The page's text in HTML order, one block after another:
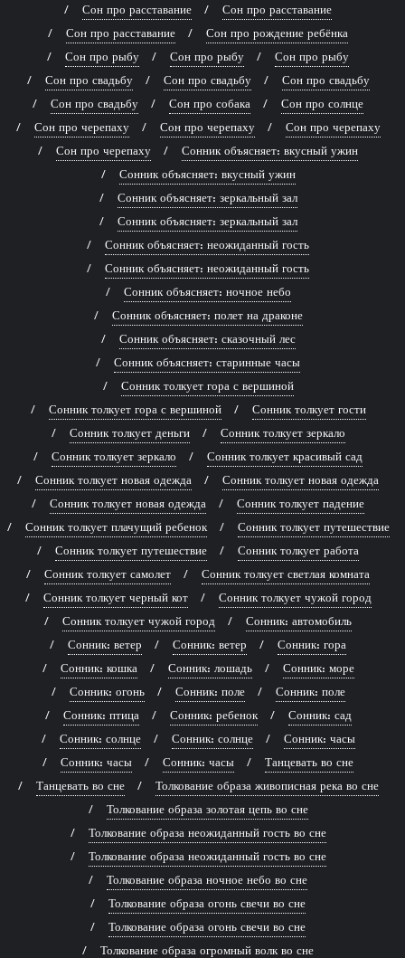
Сон про расставание
Сон про расставание
Сон про расставание
Сон про рождение ребёнка
Сон про рыбу
Сон про рыбу
Сон про рыбу
Сон про свадьбу
Сон про свадьбу
Сон про свадьбу
Сон про свадьбу
Сон про собака
Сон про солнце
Сон про черепаху
Сон про черепаху
Сон про черепаху
Сон про черепаху
Сонник объясняет: вкусный ужин
Сонник объясняет: вкусный ужин
Сонник объясняет: зеркальный зал
Сонник объясняет: зеркальный зал
Сонник объясняет: неожиданный гость
Сонник объясняет: неожиданный гость
Сонник объясняет: ночное небо
Сонник объясняет: полет на драконе
Сонник объясняет: сказочный лес
Сонник объясняет: старинные часы
Сонник толкует гора с вершиной
Сонник толкует гора с вершиной
Сонник толкует гости
Сонник толкует деньги
Сонник толкует зеркало
Сонник толкует зеркало
Сонник толкует красивый сад
Сонник толкует новая одежда
Сонник толкует новая одежда
Сонник толкует новая одежда
Сонник толкует падение
Сонник толкует плачущий ребенок
Сонник толкует путешествие
Сонник толкует путешествие
Сонник толкует работа
Сонник толкует самолет
Сонник толкует светлая комната
Сонник толкует черный кот
Сонник толкует чужой город
Сонник толкует чужой город
Сонник: автомобиль
Сонник: ветер
Сонник: ветер
Сонник: гора
Сонник: кошка
Сонник: лошадь
Сонник: море
Сонник: огонь
Сонник: поле
Сонник: поле
Сонник: птица
Сонник: ребенок
Сонник: сад
Сонник: солнце
Сонник: солнце
Сонник: часы
Сонник: часы
Сонник: часы
Танцевать во сне
Танцевать во сне
Толкование образа живописная река во сне
Толкование образа золотая цепь во сне
Толкование образа неожиданный гость во сне
Толкование образа неожиданный гость во сне
Толкование образа ночное небо во сне
Толкование образа огонь свечи во сне
Толкование образа огонь свечи во сне
Толкование образа огромный волк во сне